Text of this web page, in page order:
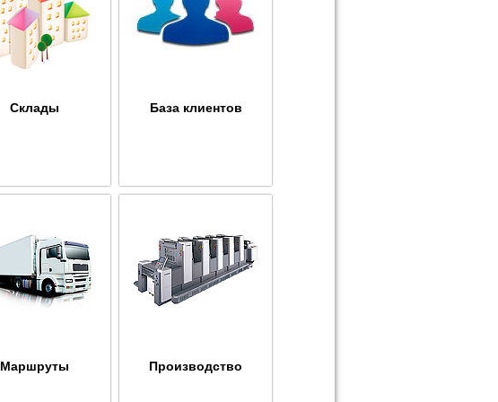
Склады База клиентов
Маршруты Производство